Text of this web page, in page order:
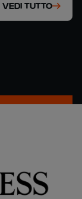
VEDI TUTTO